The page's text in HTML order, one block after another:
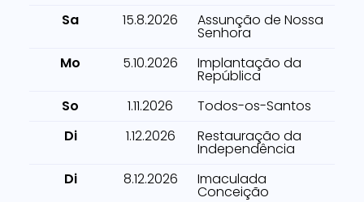
Sa
15.8.2026 Assunção de Nossa
Senhora
Mo
5.10.2026 Implantação da
República
So
1.11.2026
Todos-os-Santos
Di
1.12.2026 Restauração da
Independência
Di
8.12.2026 Imaculada
Conceição